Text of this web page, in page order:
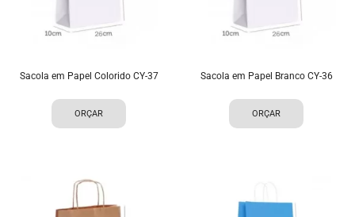
Sacola em Papel Colorido CY-37
ORÇAR
Sacola em Papel Branco CY-36
ORÇAR